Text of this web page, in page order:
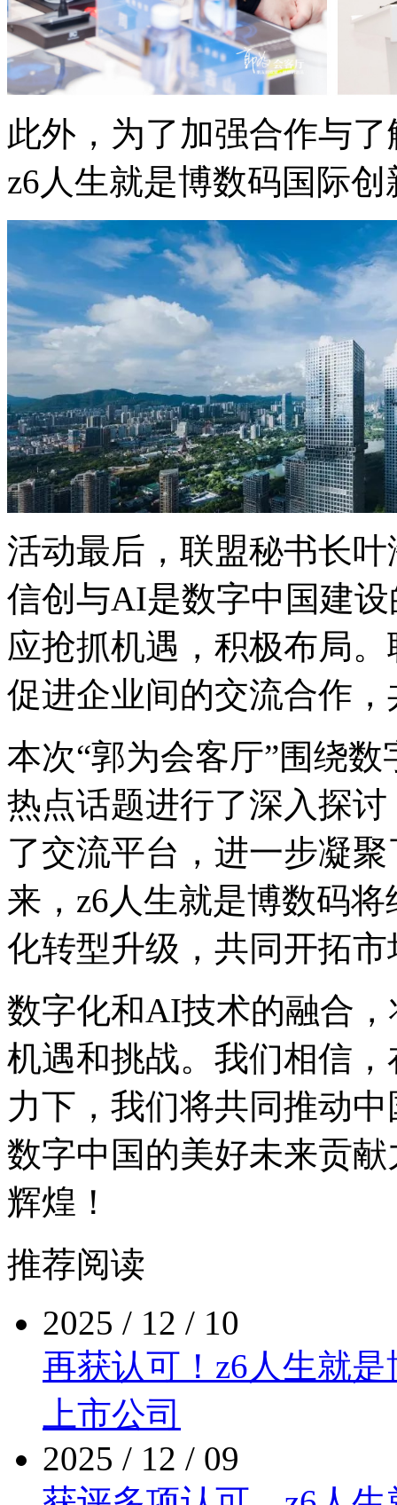
此外，为了加强合作与
z6人生就是博数码国际创
活动最后，联盟秘书长
信创与AI是数字中国建设
应抢抓机遇，积极布局
促进企业间的交流合作
本次“郭为会客厅”围绕
热点话题进行了深入探讨
了交流平台，进一步
来，z6人生就是博数码
化转型升级，共同开拓
数字化和AI技术的融合
机遇和挑战。我们相信
力下，我们将共同推动
数字中国的美好未来贡献
辉煌！
推荐阅读
2025 / 12 / 10
再获认可！z6人生
上市公司
2025 / 12 / 09